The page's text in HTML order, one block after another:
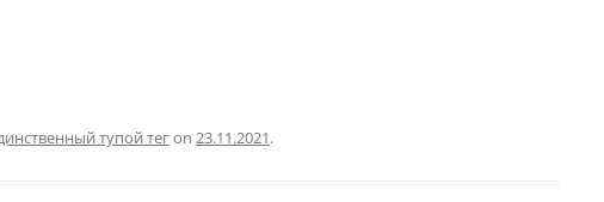
тупой тегon 23.11.2021.